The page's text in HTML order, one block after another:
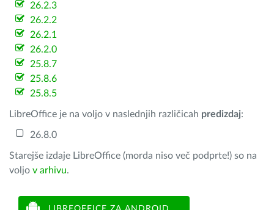
26.2.3
26.2.2
26.2.1
26.2.0
25.8.7
25.8.6
25.8.5
LibreOffice je na voljo v naslednjih različicah predizdaj:
26.8.0
Starejše izdaje LibreOffice (morda niso več podprte!) so na
voljo v arhivu.